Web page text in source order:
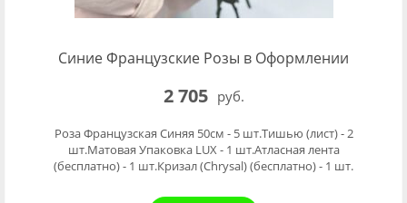
Синие Французские Розы в Оформлении
2 705 руб.
Роза Французская Синяя 50см - 5 шт.Тишью (лист) - 2
шт.Матовая Упаковка LUX - 1 шт.Атласная лента
(бесплатно) - 1 шт.Кризал (Chrysal) (бесплатно) - 1 шт.